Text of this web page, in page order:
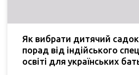
Як вибрати дитячий
порад від індійського
освіті для українських